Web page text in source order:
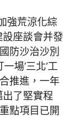
強荒涼化綜
設座談會并發
防沙治沙別
場‘三北’工
推進，一年
出了堅實程
點項目已開